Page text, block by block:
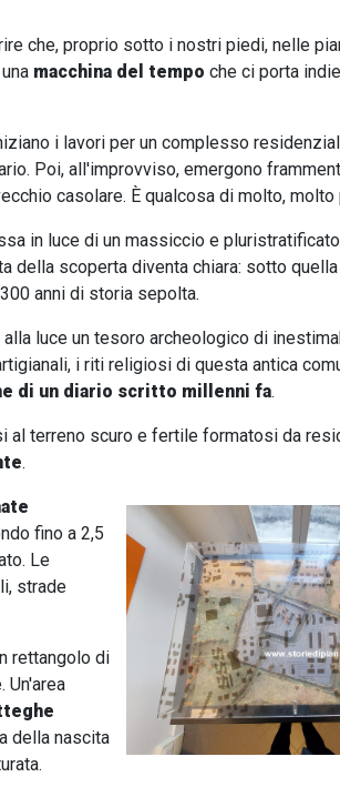
che, proprio sotto i nostri piedi, nelle
macchina del tempo che ci porta
i lavori per un complesso
Poi, all'improvviso, emergono
casolare. È qualcosa di molto, molto
in luce di un massiccio e
della scoperta diventa chiara: sotto
anni di storia sepolta.
luce un tesoro archeologico di
i riti religiosi di questa antica
di un diario scritto millenni fa.
al terreno scuro e fertile formatosi da
.
fino a 2,5
Le
strade
rettangolo di
Un'area
della nascita